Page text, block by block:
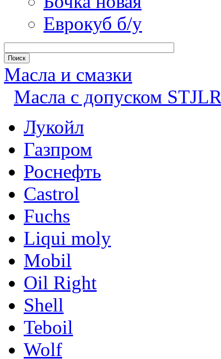
Еврокуб б/у
Масла и смазки
Масла с допуском
Лукойл
Газпром
Роснефть
Castrol
Fuchs
Liqui moly
Mobil
Oil Right
Shell
Teboil
Wolf